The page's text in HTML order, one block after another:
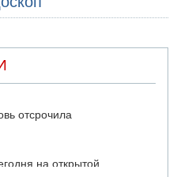
отсрочила
на открытой